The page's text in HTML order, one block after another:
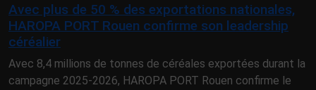
Avec plus de 50 % des exportations nationales,
HAROPA PORT Rouen confirme son leadership
céréalier
Avec 8,4 millions de tonnes de céréales exportées durant la
campagne 2025-2026, HAROPA PORT Rouen confirme le